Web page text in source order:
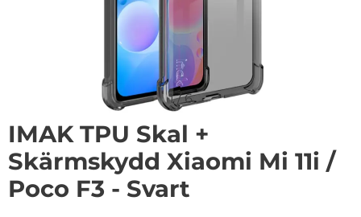
1/6
IMAK TPU Skal +
Skärmskydd Xiaomi Mi 11i /
Poco F3 - Svart